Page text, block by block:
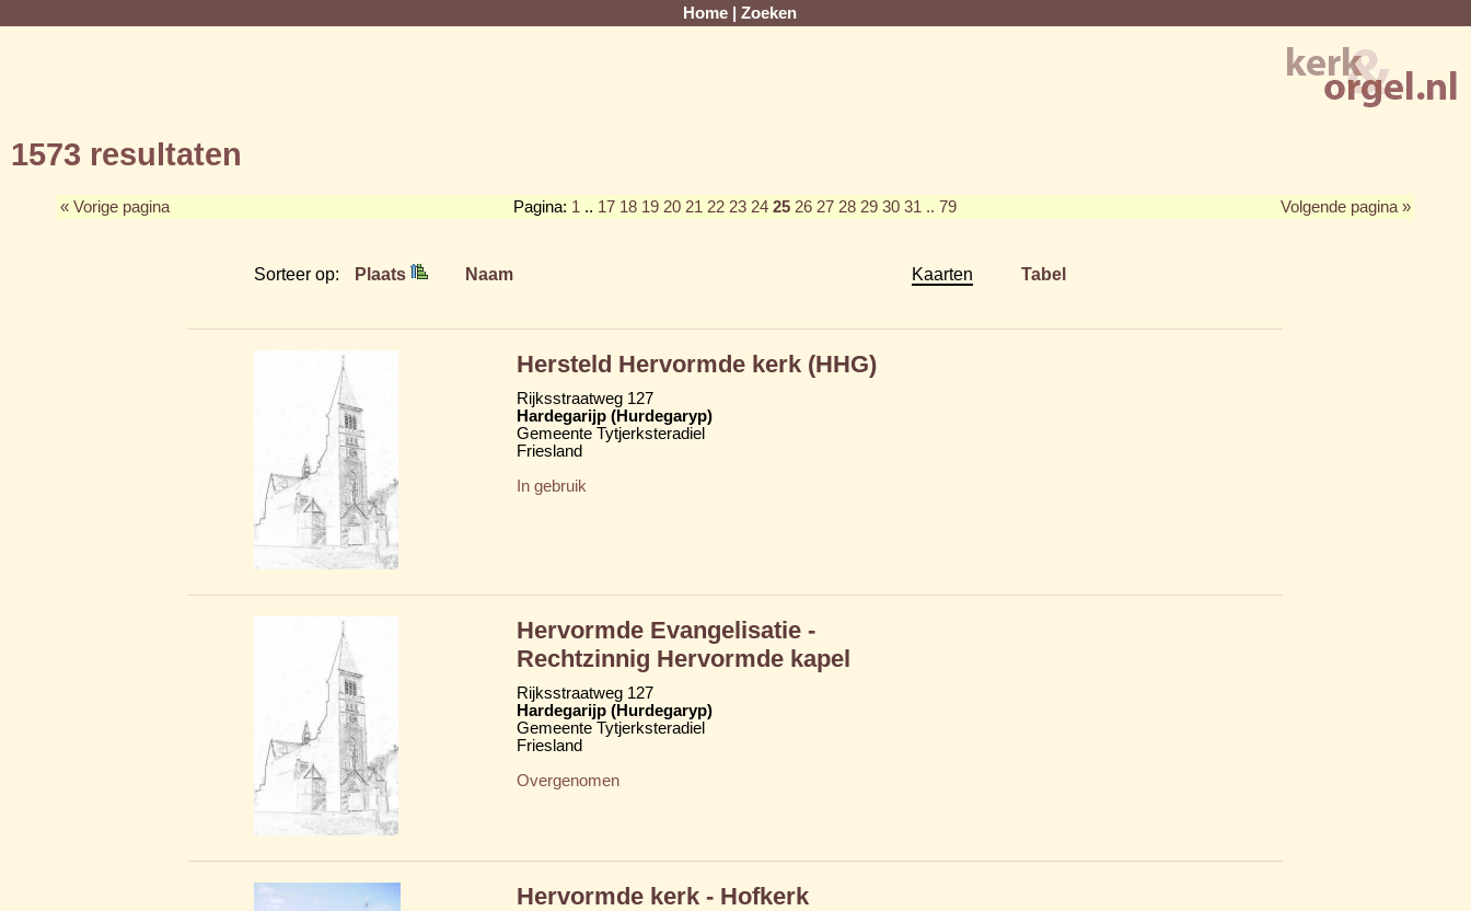
Home Zoeken
1573 resultaten
« Vorige pagina Pagina: 1 .. 17 18 19 20 21 22 23 24 25 26 27 28 29 30 31 .. 79 Volgende pagina »
Sorteer op: Plaats Naam Kaarten Tabel
Hersteld Hervormde kerk (HHG)
Rijksstraatweg 127
Hardegarijp (Hurdegaryp)
Gemeente Tytjerksteradiel
Friesland
In gebruik
Hervormde Evangelisatie -
Rechtzinnig Hervormde kapel
Rijksstraatweg 127
Hardegarijp (Hurdegaryp)
Gemeente Tytjerksteradiel
Friesland
Overgenomen
Hervormde kerk - Hofkerk